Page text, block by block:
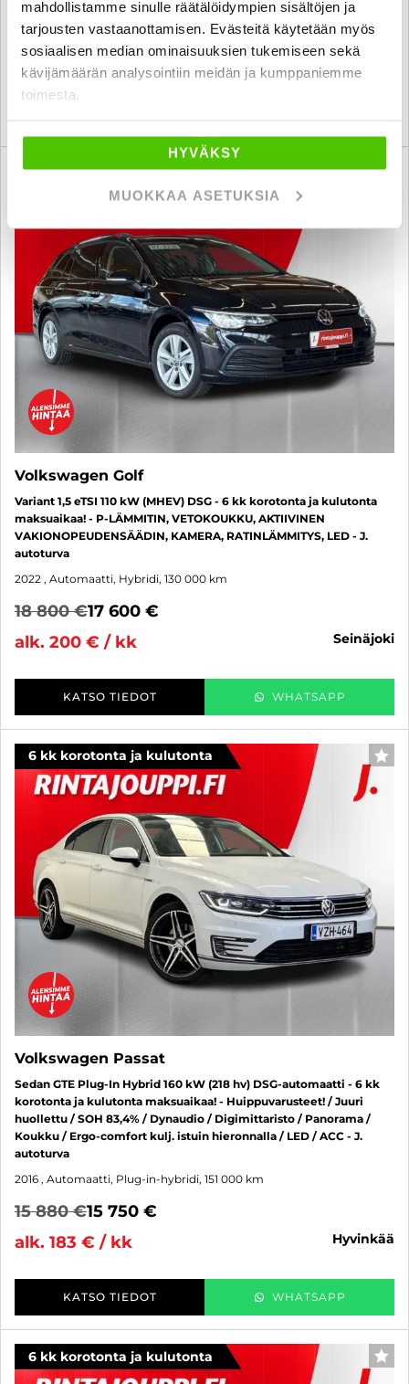
mahdollistamme sinulle räätälöidympien sisältöjen ja
tarjousten vastaanottamisen. Evästeitä käytetään myös
sosiaalisen median ominaisuuksien tukemiseen sekä
kävijämäärän analysointiin meidän ja kumppaniemme
toimesta.
HYVÄKSY
MUOKKAA ASETUKSIA
7 790 €
alk. 129 € / kk
tampere
6 kk korotonta ja kulutonta
Volkswagen Golf
Variant 1,5 eTSI 110 kW (MHEV) DSG - 6 kk korotonta ja kulutonta
maksuaikaa! - P-LÄMMITIN, VETOKOUKKU, AKTIIVINEN
VAKIONOPEUDENSÄÄDIN, KAMERA, RATINLÄMMITYS, LED - J.
autoturva
2022 , Automaatti, Hybridi, 130 000 km
18 800 €17 600 €
alk. 200 € / kk
seinäjoki
KATSO TIEDOT WHATSAPP
6 kk korotonta ja kulutonta
Volkswagen Passat
Sedan GTE Plug-In Hybrid 160 kW (218 hv) DSG-automaatti - 6 kk
korotonta ja kulutonta maksuaikaa! - Huippuvarusteet! / Juuri
huollettu / SOH 83,4% / Dynaudio / Digimittaristo / Panorama /
Koukku / Ergo-comfort kulj. istuin hieronnalla / LED / ACC - J.
autoturva
2016 , Automaatti, Plug-in-hybridi, 151 000 km
15 880 €15 750 €
alk. 183 € / kk
hyvinkää
KATSO TIEDOT WHATSAPP
6 kk korotonta ja kulutonta